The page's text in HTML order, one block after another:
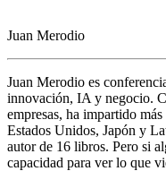
Juan Merodio
Juan Merodio es
innovación, IA y negocio.
empresas, ha impartido
Estados Unidos, Japón y
autor de 16 libros. Pero si
capacidad para ver lo que